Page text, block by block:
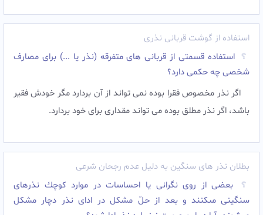
استفاده از گوشت قربانی نذری
استفاده قسمتی از قربانی های متفرقه (نذر یا ...) برای مصارف
شخصی چه حکمی دارد؟
اگر نذر مخصوص فقرا بوده نمی تواند از آن بردارد مگر خودش فقیر
باشد، اگر نذر مطلق بوده می تواند مقداری برای خود بردارد.
بطلان نذر های سنگین به دلیل عدم رجحان شرعی
بعضى از روى نگرانى يا احساسات در موارد كوچك نذرهاى
سنگينى مى‏كنند و بعد از حلّ مشكل در اداى نذر دچار مشكل